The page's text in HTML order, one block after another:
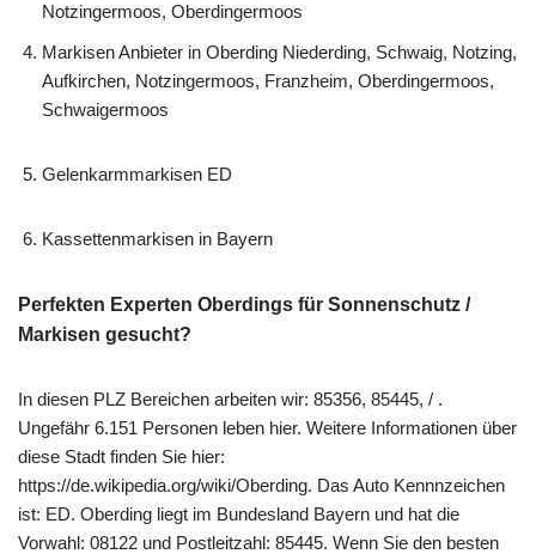
Notzingermoos, Oberdingermoos
Markisen Anbieter in Oberding Niederding, Schwaig, Notzing,
Aufkirchen, Notzingermoos, Franzheim, Oberdingermoos,
Schwaigermoos
Gelenkarmmarkisen ED
Kassettenmarkisen in Bayern
Perfekten Experten Oberdings für Sonnenschutz /
Markisen gesucht?
In diesen PLZ Bereichen arbeiten wir: 85356, 85445, / .
Ungefähr 6.151 Personen leben hier. Weitere Informationen über
diese Stadt finden Sie hier:
https://de.wikipedia.org/wiki/Oberding. Das Auto Kennnzeichen
ist: ED. Oberding liegt im Bundesland Bayern und hat die
Vorwahl: 08122 und Postleitzahl: 85445. Wenn Sie den besten